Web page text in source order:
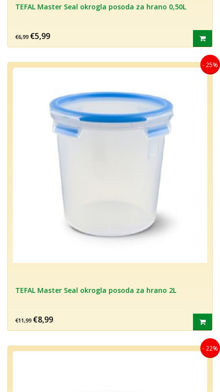
TEFAL Master Seal okrogla posoda za hrano 0,50L
€6,99 €5,99
- 25%
TEFAL Master Seal okrogla posoda za hrano 2L
€11,99 €8,99
- 22%